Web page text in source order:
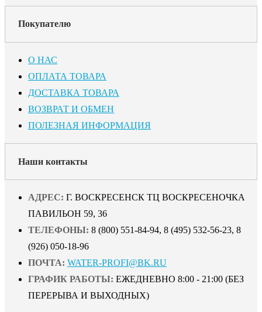
Покупателю
О НАС
ОПЛАТА ТОВАРА
ДОСТАВКА ТОВАРА
ВОЗВРАТ И ОБМЕН
ПОЛЕЗНАЯ ИНФОРМАЦИЯ
Наши контакты
АДРЕС: Г. ВОСКРЕСЕНСК ТЦ ВОСКРЕСЕНОЧКА
ПАВИЛЬОН 59, 36
ТЕЛЕФОНЫ: 8 (800) 551-84-94, 8 (495) 532-56-23, 8
(926) 050-18-96
ПОЧТА: WATER-PROFI@BK.RU
ГРАФИК РАБОТЫ: ЕЖЕДНЕВНО 8:00 - 21:00 (БЕЗ
ПЕРЕРЫВА И ВЫХОДНЫХ)